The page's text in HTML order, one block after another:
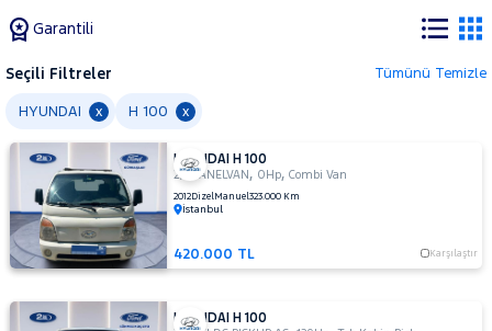
Garantili
Tüm
Araçlar
AUDI
BMC
BMW
BYD
Seçili Filtreler Tümünü Temizle
HYUNDAI x H 100 x
HYUNDAI H 100
2,5 PANELVAN , 0Hp,Combi Van
2012DizelManuel323.000 Km
İstanbul
420.000 TL Karşılaştır
HYUNDAI H 100